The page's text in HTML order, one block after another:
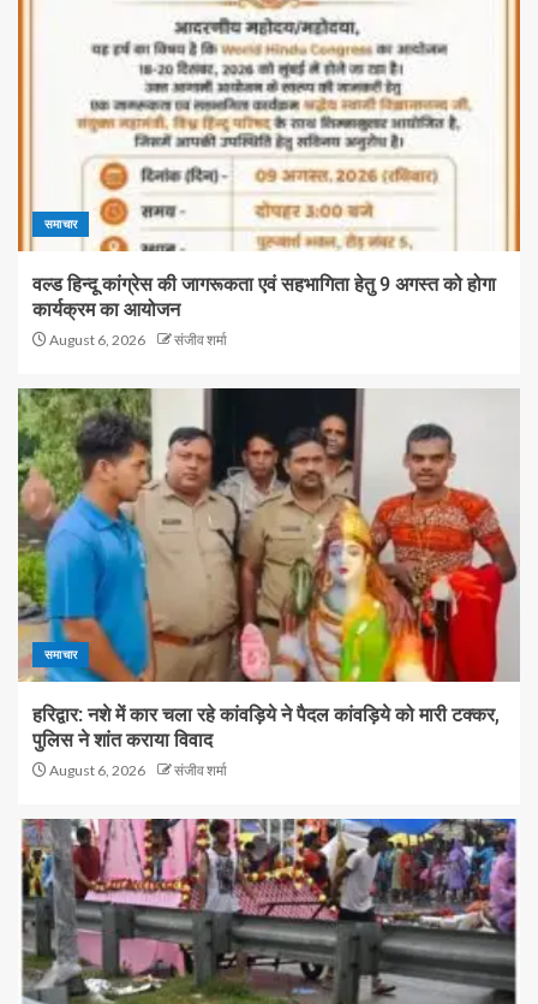
समाचार
वल्ड हिन्दू कांग्रेस की जागरूकता एवं सहभागिता हेतु 9 अगस्त को होगा
कार्यक्रम का आयोजन
August 6, 2026 संजीव शर्मा
समाचार
हरिद्वार: नशे में कार चला रहे कांवड़िये ने पैदल कांवड़िये को मारी टक्कर,
पुलिस ने शांत कराया विवाद
August 6, 2026 संजीव शर्मा